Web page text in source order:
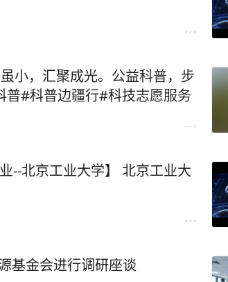
小，汇聚成光。公益科普，步
普#科普边疆行#科技志愿服务
--北京工业大学】 北京工业大
基金会进行调研座谈